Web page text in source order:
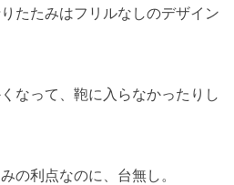
たたみはフリルなしのデザイン
なって、鞄に入らなかったりし
の利点なのに、台無し。